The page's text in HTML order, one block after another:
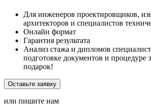
Для инженеров проектировщиков,
архитекторов и специалистов
Онлайн формат
Гарантия результата
Анализ стажа и дипломов
подготовке документов и процедуре
подарок!
Оставьте заявку
или пишите нам